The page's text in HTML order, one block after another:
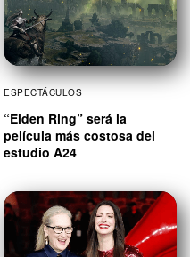
ESPECTÁCULOS
“Elden Ring” será la
película más costosa del
estudio A24